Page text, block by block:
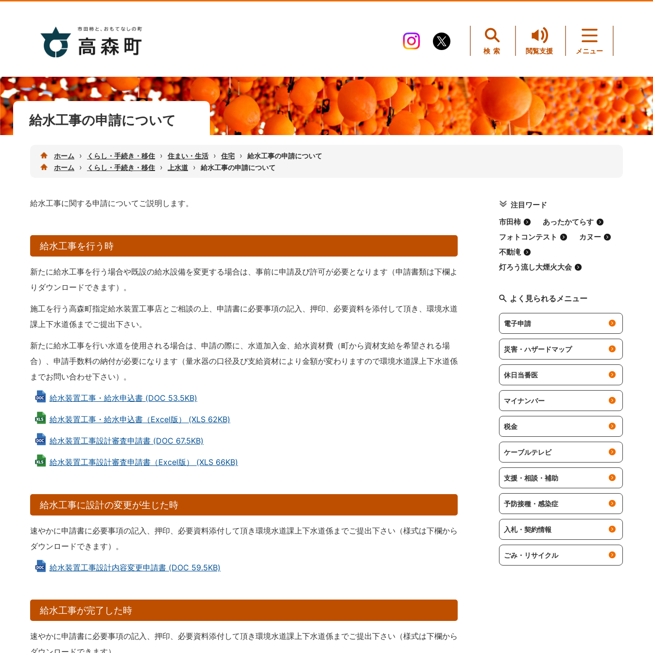
検索 閲覧支援 メニュー
給水工事の申請について
ホーム › くらし・手続き・移住 › 住まい・生活 › 住宅 ›
給水工事の申請について
ホーム
› くらし・手続き・移住 › 上水道 › 給水工事の申請について
給水工事に関する申請についてご説明します。
給水工事を行う時
新たに給水工事を行う場合や既設の給水設備を変更する場合は、事前に申請及び許可が必要となります（申請書類は下欄よ
りダウンロードできます）。
施工を行う高森町指定給水装置工事店とご相談の上、申請書に必要事項の記入、押印、必要資料を添付して頂き、環境水道
課上下水道係までご提出下さい。
新たに給水工事を行い水道を使用される場合は、申請の際に、水道加入金、給水資材費（町から資材支給を希望される場
合）、申請手数料の納付が必要になります（量水器の口径及び支給資材により金額が変わりますので環境水道課上下水道係
までお問い合わせ下さい）。
給水装置工事・給水申込書 (DOC 53.5KB)
給水装置工事・給水申込書（Excel版） (XLS 62KB)
給水装置工事設計審査申請書 (DOC 67.5KB)
給水装置工事設計審査申請書（Excel版） (XLS 66KB)
給水工事に設計の変更が生じた時
速やかに申請書に必要事項の記入、押印、必要資料添付して頂き環境水道課上下水道係までご提出下さい（様式は下欄から
ダウンロードできます）。
給水装置工事設計内容変更申請書 (DOC 59.5KB)
給水工事が完了した時
速やかに申請書に必要事項の記入、押印、必要資料添付して頂き環境水道課上下水道係までご提出下さい（様式は下欄から
注目ワード
市田柿
あったかてらす
フォトコンテスト
カヌー
不動滝
灯ろう流し大煙火大会
よく見られるメニュー
電子申請
災害・ハザードマップ
休日当番医
マイナンバー
税金
ケーブルテレビ
支援・相談・補助
予防接種・感染症
入札・契約情報
ごみ・リサイクル